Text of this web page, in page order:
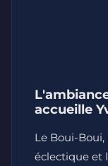
accueille
Le Boui-
éclectique et